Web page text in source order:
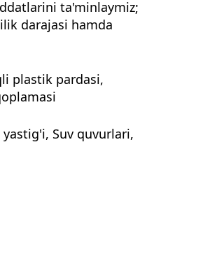
ta'minlaymiz;
darajasi hamda
plastik pardasi,
Suv quvurlari,